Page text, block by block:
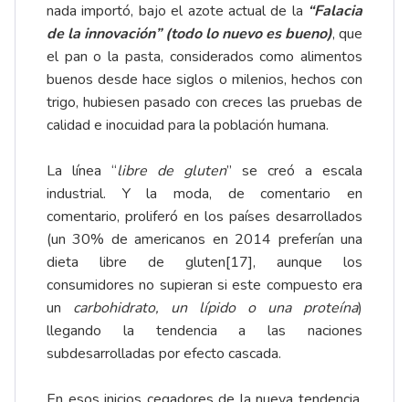
nada importó, bajo el azote actual de la “Falacia
de la innovación” (todo lo nuevo es bueno), que
el pan o la pasta, considerados como alimentos
buenos desde hace siglos o milenios, hechos con
trigo, hubiesen pasado con creces las pruebas de
calidad e inocuidad para la población humana.
La línea “libre de gluten” se creó a escala
industrial. Y la moda, de comentario en
comentario, proliferó en los países desarrollados
(un 30% de americanos en 2014 preferían una
dieta libre de gluten[17], aunque los
consumidores no supieran si este compuesto era
un carbohidrato, un lípido o una proteína)
llegando la tendencia a las naciones
subdesarrolladas por efecto cascada.